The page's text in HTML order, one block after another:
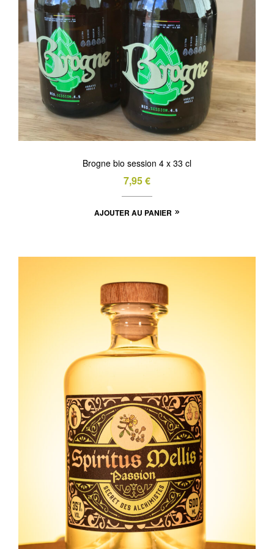
Brogne bio session 4 x 33 cl
7,95€
AJOUTER AU PANIER